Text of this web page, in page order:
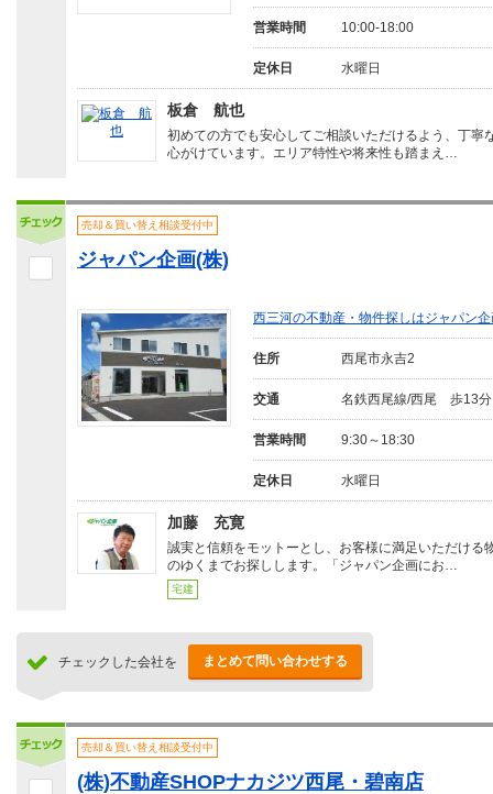
営業時間 10:00‐18:00
定休日 水曜日
板倉 航也
初めての方でも安心してご相談いただけるよう、丁寧
心がけています。エリア特性や将来性も踏まえ…
売却＆買い替え相談受付中
ジャパン企画(株)
西三河の不動産・物件探しはジャパン
住所 西尾市永吉2
交通 名鉄西尾線/西尾 歩13分
営業時間 9:30～18:30
定休日 水曜日
加藤 充寛
誠実と信頼をモットーとし、お客様に満足いただける
のゆくまでお探しします。「ジャパン企画にお…
宅建
チェックした会社を まとめて問い合わせする
売却＆買い替え相談受付中
(株)不動産SHOPナカジツ西尾・碧南店